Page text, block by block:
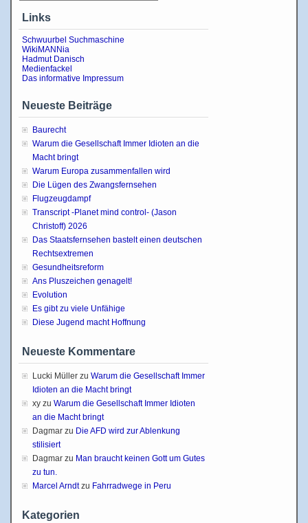
Links
Schwuurbel Suchmaschine
WikiMANNia
Hadmut Danisch
Medienfackel
Das informative Impressum
Neueste Beiträge
Baurecht
Warum die Gesellschaft Immer Idioten an die
Macht bringt
Warum Europa zusammenfallen wird
Die Lügen des Zwangsfernsehen
Flugzeugdampf
Transcript -Planet mind control- (Jason
Christoff) 2026
Das Staatsfernsehen bastelt einen deutschen
Rechtsextremen
Gesundheitsreform
Ans Pluszeichen genagelt!
Evolution
Es gibt zu viele Unfähige
Diese Jugend macht Hoffnung
Neueste Kommentare
Lucki Müller zu Warum die Gesellschaft Immer
Idioten an die Macht bringt
xy zu Warum die Gesellschaft Immer Idioten
an die Macht bringt
Dagmar zu Die AFD wird zur Ablenkung
stilisiert
Dagmar zu Man braucht keinen Gott um Gutes
zu tun.
Marcel Arndtzu Fahrradwege in Peru
Kategorien